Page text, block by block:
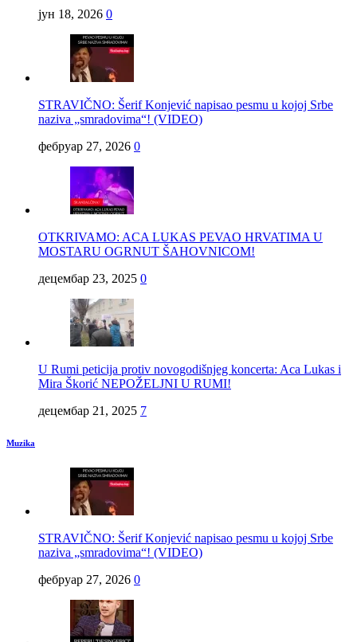
јун 18, 2026 0
STRAVIČNO: Šerif Konjević napisao pesmu u kojoj Srbe
naziva „smradovima“! (VIDEO)
фебруар 27, 2026 0
OTKRIVAMO: ACA LUKAS PEVAO HRVATIMA U
MOSTARU OGRNUT ŠAHOVNICOM!
децембар 23, 2025 0
U Rumi peticija protiv novogodišnjeg koncerta: Aca Lukas i
Mira Škorić NEPOŽELJNI U RUMI!
децембар 21, 2025 7
Muzika
STRAVIČNO: Šerif Konjević napisao pesmu u kojoj Srbe
naziva „smradovima“! (VIDEO)
фебруар 27, 2026 0